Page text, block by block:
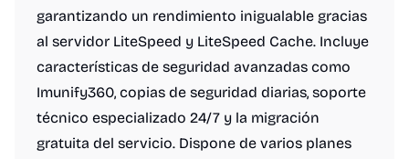
garantizando un rendimiento inigualable gracias
al servidor LiteSpeed y LiteSpeed Cache. Incluye
características de seguridad avanzadas como
Imunify360, copias de seguridad diarias, soporte
técnico especializado 24/7 y la migración
gratuita del servicio. Dispone de varios planes